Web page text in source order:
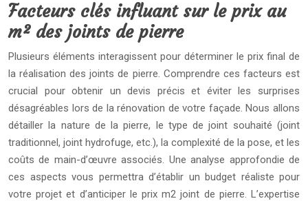
Facteurs clés influant sur le prix au
m² des joints de pierre
Plusieurs éléments interagissent pour déterminer le prix final de
la réalisation des joints de pierre. Comprendre ces facteurs est
crucial pour obtenir un devis précis et éviter les surprises
désagréables lors de la rénovation de votre façade. Nous allons
détailler la nature de la pierre, le type de joint souhaité (joint
traditionnel, joint hydrofuge, etc.), la complexité de la pose, et les
coûts de main-d’œuvre associés. Une analyse approfondie de
ces aspects vous permettra d’établir un budget réaliste pour
votre projet et d’anticiper le prix m2 joint de pierre. L’expertise